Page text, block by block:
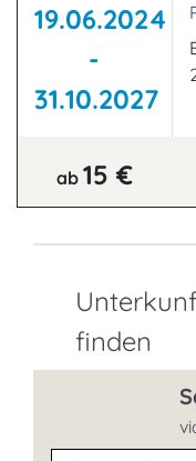
19.06.2024
-
31.10.2027
ab 15 €
finden